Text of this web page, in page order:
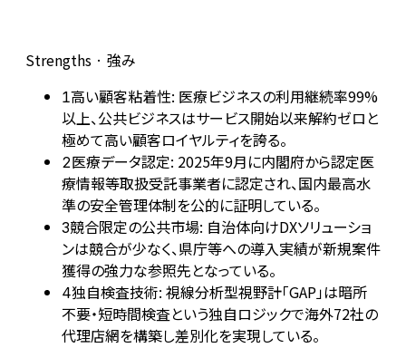
Strengths · 強み
1高い顧客粘着性: 医療ビジネスの利用継続率99%
以上、公共ビジネスはサービス開始以来解約ゼロと
極めて高い顧客ロイヤルティを誇る。
2医療データ認定: 2025年9月に内閣府から認定医
療情報等取扱受託事業者に認定され、国内最高水
準の安全管理体制を公的に証明している。
3競合限定の公共市場: 自治体向けDXソリューショ
ンは競合が少なく、県庁等への導入実績が新規案件
獲得の強力な参照先となっている。
4独自検査技術: 視線分析型視野計「GAP」は暗所
不要・短時間検査という独自ロジックで海外72社の
代理店網を構築し差別化を実現している。